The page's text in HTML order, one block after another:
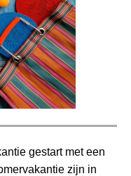
gestart met een
zijn in